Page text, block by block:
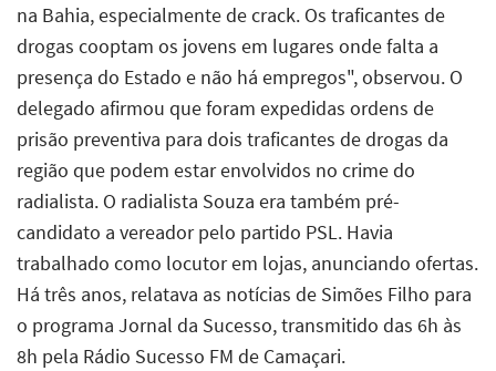
na Bahia, especialmente de crack. Os traficantes de
drogas cooptam os jovens em lugares onde falta a
presença do Estado e não há empregos", observou. O
delegado afirmou que foram expedidas ordens de
prisão preventiva para dois traficantes de drogas da
região que podem estar envolvidos no crime do
radialista. O radialista Souza era também pré-
candidato a vereador pelo partido PSL. Havia
trabalhado como locutor em lojas, anunciando ofertas.
Há três anos, relatava as notícias de Simões Filho para
o programa Jornal da Sucesso, transmitido das 6h às
8h pela Rádio Sucesso FM de Camaçari.